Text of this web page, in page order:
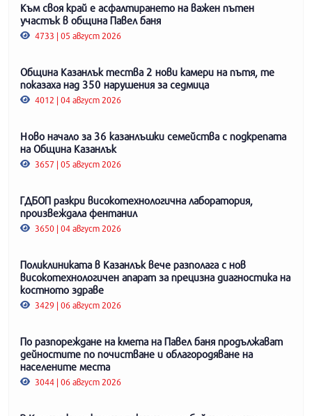
Към своя край е асфалтирането на важен пътен
участък в община Павел баня
4733 | 05 август 2026
Община Казанлък тества 2 нови камери на пътя, те
показаха над 350 нарушения за седмица
4012 | 04 август 2026
Ново начало за 36 казанлъшки семейства с подкрепата
на Община Казанлък
3657 | 05 август 2026
ГДБОП разкри високотехнологична лаборатория,
произвеждала фентанил
3650 | 04 август 2026
Поликлиниката в Казанлък вече разполага с нов
високотехнологичен апарат за прецизна диагностика на
костното здраве
3429 | 06 август 2026
По разпореждане на кмета на Павел баня продължават
дейностите по почистване и облагородяване на
населените места
3044 | 06 август 2026